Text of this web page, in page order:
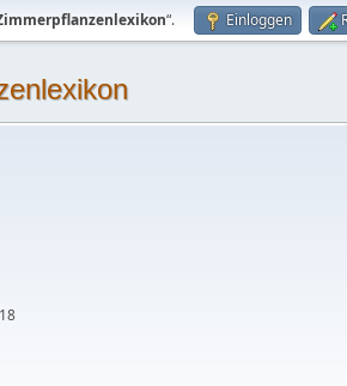
“. Einloggen